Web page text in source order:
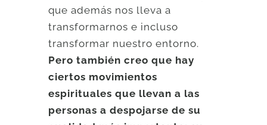
que además nos lleva a
transformarnos e incluso
transformar nuestro entorno.
Pero también creo que hay
ciertos movimientos
espirituales que llevan a las
personas a despojarse de su